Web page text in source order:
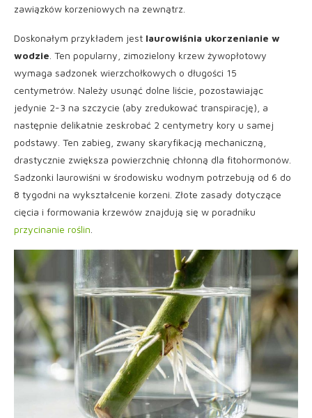
zawiązków korzeniowych na zewnątrz.
Doskonałym przykładem jest laurowiśnia ukorzenianie w
wodzie . Ten popularny, zimozielony krzew żywopłotowy
wymaga sadzonek wierzchołkowych o długości 15
centymetrów. Należy usunąć dolne liście, pozostawiając
jedynie 2-3 na szczycie (aby zredukować transpirację), a
następnie delikatnie zeskrobać 2 centymetry kory u samej
podstawy. Ten zabieg, zwany skaryfikacją mechaniczną,
drastycznie zwiększa powierzchnię chłonną dla fitohormonów.
Sadzonki laurowiśni w środowisku wodnym potrzebują od 6 do
8 tygodni na wykształcenie korzeni. Złote zasady dotyczące
cięcia i formowania krzewów znajdują się w poradniku
przycinanie roślin